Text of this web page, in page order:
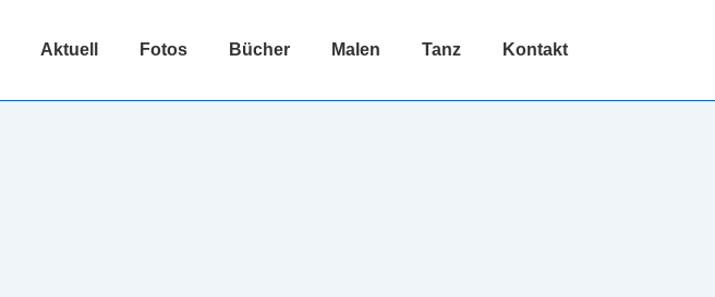
Aktuell Fotos Bücher Malen Tanz Kontakt